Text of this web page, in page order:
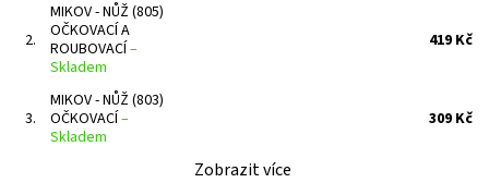
2.
MIKOV - NŮŽ (805)
OČKOVACÍ A
ROUBOVACÍ–
Skladem
419 Kč
3.
MIKOV - NŮŽ (803)
OČKOVACÍ–
Skladem
309 Kč
Zobrazit více